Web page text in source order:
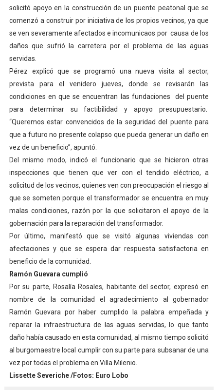
solicitó apoyo en la construcción de un puente peatonal que se
comenzó a construir por iniciativa de los propios vecinos, ya que
se ven severamente afectados e incomunicaos por causa de los
daños que sufrió la carretera por el problema de las aguas
servidas.
Pérez explicó que se programó una nueva visita al sector,
prevista para el venidero jueves, donde se revisarán las
condiciones en que se encuentran las fundaciones del puente
para determinar su factibilidad y apoyo presupuestario.
“Queremos estar convencidos de la seguridad del puente para
que a futuro no presente colapso que pueda generar un daño en
vez de un beneficio”, apuntó.
Del mismo modo, indicó el funcionario que se hicieron otras
inspecciones que tienen que ver con el tendido eléctrico, a
solicitud de los vecinos, quienes ven con preocupación el riesgo al
que se someten porque el transformador se encuentra en muy
malas condiciones, razón por la que solicitaron el apoyo de la
gobernación para la reparación del transformador.
Por último, manifestó que se visitó algunas viviendas con
afectaciones y que se espera dar respuesta satisfactoria en
beneficio de la comunidad.
Ramón Guevara cumplió
Por su parte, Rosalía Rosales, habitante del sector, expresó en
nombre de la comunidad el agradecimiento al gobernador
Ramón Guevara por haber cumplido la palabra empeñada y
reparar la infraestructura de las aguas servidas, lo que tanto
daño había causado en esta comunidad, al mismo tiempo solicitó
al burgomaestre local cumplir con su parte para subsanar de una
vez por todas el problema en Villa Milenio.
Lissette Severiche /Fotos: Euro Lobo